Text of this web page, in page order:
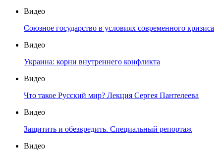
Видео
Союзное государство в условиях современного кризиса
Видео
Украина: корни внутреннего конфликта
Видео
Что такое Русский мир? Лекция Сергея Пантелеева
Видео
Защитить и обезвредить. Специальный репортаж
Видео